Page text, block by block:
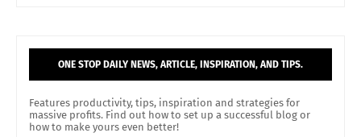
ONE STOP DAILY NEWS, ARTICLE, INSPIRATION, AND TIPS.
Features productivity, tips, inspiration and strategies for
massive profits. Find out how to set up a successful blog or
how to make yours even better!